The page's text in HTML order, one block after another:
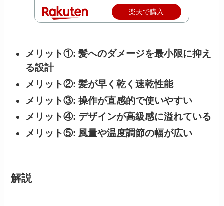
楽天で購入
メリット①: 髪へのダメージを最小限に抑え
る設計
メリット②: 髪が早く乾く速乾性能
メリット③: 操作が直感的で使いやすい
メリット④: デザインが高級感に溢れている
メリット⑤: 風量や温度調節の幅が広い
解説